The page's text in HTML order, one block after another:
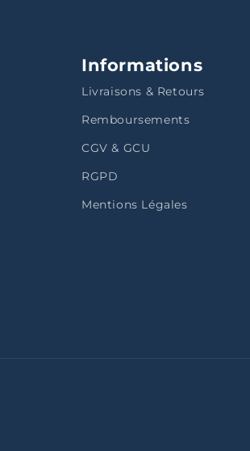
Informations
Livraisons & Retours
Remboursements
CGV & GCU
RGPD
Mentions Légales